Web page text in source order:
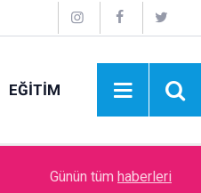
EĞİTİM
İdare Etme Sanatı
Günün tüm haberleri